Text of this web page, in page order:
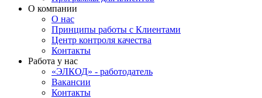
О компании
О нас
Принципы работы с Клиентами
Центр контроля качества
Контакты
Работа у нас
«ЭЛКОД» - работодатель
Вакансии
Контакты